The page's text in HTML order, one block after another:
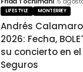
LIFESTYLE MONTERREY
Andrés
2026: Fecha,
su concierto en el
Seguros